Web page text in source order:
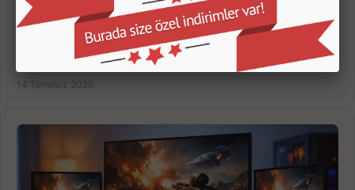
Yapay Zekalı Güvenlik Kameraları Nasıl Seçilir?
Yapay zekalı güvenlik kameraları; insan, araç ve hareket
ayrımıyla daha az yanlış uyarı sunar. Ev ve iş yeriniz için doğru
modeli, fiyatı karşılaştırın.
14 Temmuz 2026